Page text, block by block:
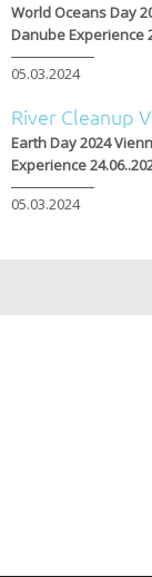
World Oceans Day
Danube Experience
05.03.2024
River Cleanup
Earth Day 2024
Experience
05.03.2024